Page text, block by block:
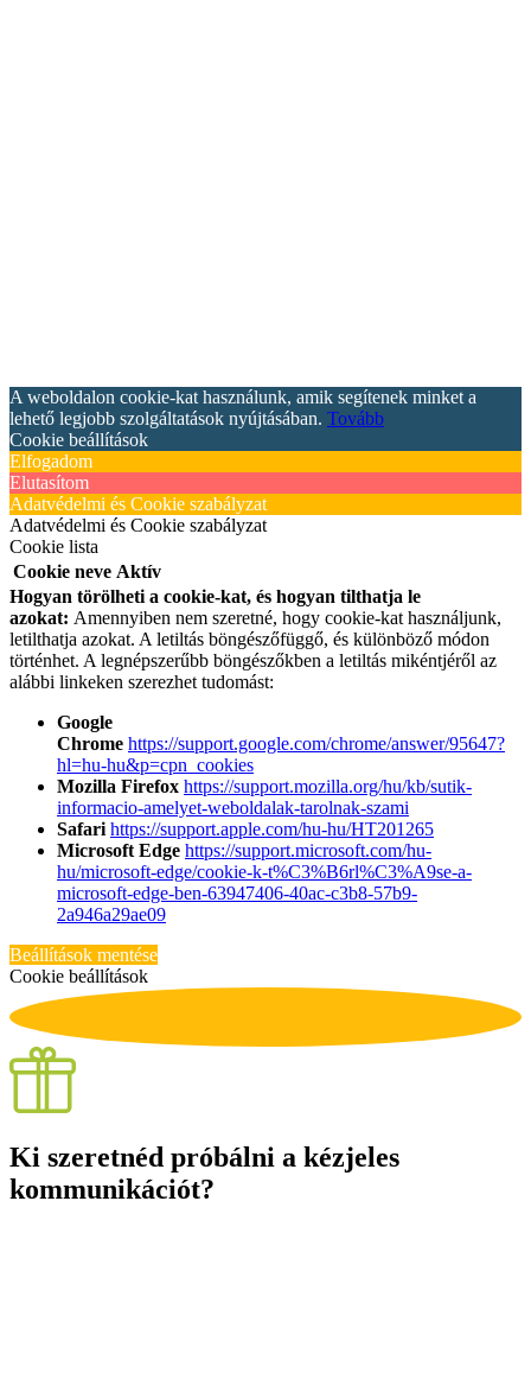
A weboldalon cookie-kat használunk, amik segítenek minket a
lehető legjobb szolgáltatások nyújtásában. Tovább
Cookie beállítások
Elfogadom
Elutasítom
Adatvédelmi és Cookie szabályzat
Adatvédelmi és Cookie szabályzat
Cookie lista
Cookie neve Aktív
Hogyan törölheti a cookie-kat, és hogyan tilthatja le
azokat: Amennyiben nem szeretné, hogy cookie-kat használjunk,
letilthatja azokat. A letiltás böngészőfüggő, és különböző módon
történhet. A legnépszerűbb böngészőkben a letiltás mikéntjéről az
alábbi linkeken szerezhet tudomást:
Google
Chrome https://support.google.com/chrome/answer/95647?
hl=hu-hu&p=cpn_cookies
Mozilla Firefox https://support.mozilla.org/hu/kb/sutik-
informacio-amelyet-weboldalak-tarolnak-szami
Safari https://support.apple.com/hu-hu/HT201265
Microsoft Edge https://support.microsoft.com/hu-
hu/microsoft-edge/cookie-k-t%C3%B6rl%C3%A9se-a-
microsoft-edge-ben-63947406-40ac-c3b8-57b9-
2a946a29ae09
Beállítások mentése
Cookie beállítások
Ki szeretnéd próbálni a kézjeles
kommunikációt?